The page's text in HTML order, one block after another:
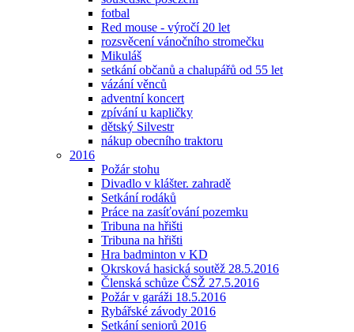
fotbal
Red mouse - výročí 20 let
rozsvěcení vánočního stromečku
Mikuláš
setkání občanů a chalupářů od 55 let
vázání věnců
adventní koncert
zpívání u kapličky
dětský Silvestr
nákup obecního traktoru
2016
Požár stohu
Divadlo v klášter. zahradě
Setkání rodáků
Práce na zasíťování pozemku
Tribuna na hřišti
Tribuna na hřišti
Hra badminton v KD
Okrsková hasická soutěž 28.5.2016
Členská schůze ČSŽ 27.5.2016
Požár v garáži 18.5.2016
Rybářské závody 2016
Setkání seniorů 2016